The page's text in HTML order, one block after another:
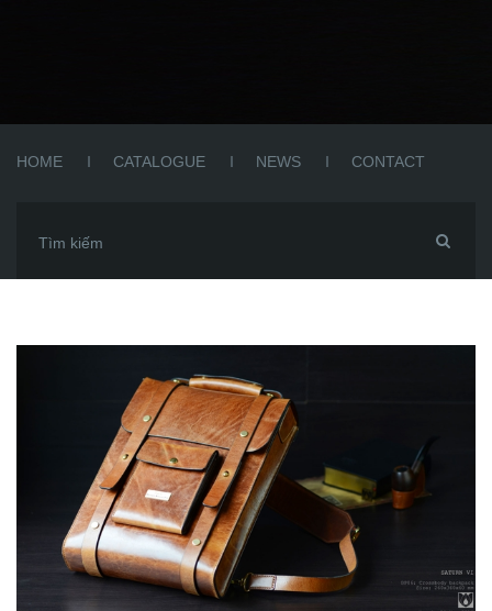
HOME CATALOGUE NEWS CONTACT